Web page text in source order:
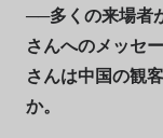
──多くの来場者
さんへのメッセ
さんは中国の観
か。